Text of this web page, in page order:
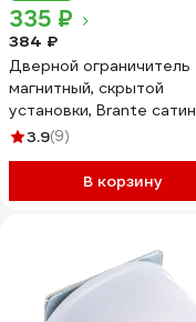
335 ₽
384 ₽
Дверной ограничитель
магнитный, скрытой
установки, Brante сатин
никель 606785
3.9(9)
В корзину